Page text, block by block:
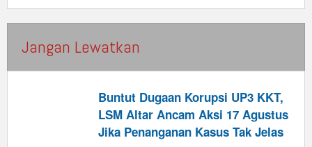
Jangan Lewatkan
Buntut Dugaan Korupsi UP3 KKT,
LSM Altar Ancam Aksi 17 Agustus
Jika Penanganan Kasus Tak Jelas